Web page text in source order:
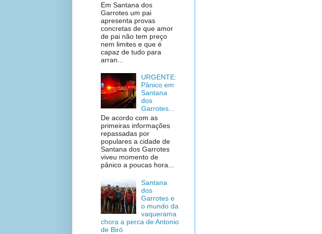
Em Santana dos
Garrotes um pai
apresenta provas
concretas de que amor
de pai não tem preço
nem limites e que é
capaz de tudo para
arran...
URGENTE:
Pânico em
Santana
dos
Garrotes...
De acordo com as
primeiras informações
repassadas por
populares a cidade de
Santana dos Garrotes
viveu momento de
pânico a poucas hora...
Santana
dos
Garrotes e
o mundo da
vaquerama
chora a perca de Antonio
de Biró